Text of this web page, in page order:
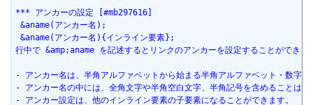
*** アンカーの設定 [#mb297616]
&aname(アンカー名);
&aname(アンカー名){インライン要素};
行中で &amp;aname を記述するとリンクのアンカーを設定することができ
- アンカー名は、半角アルファベットから始まる半角アルファベット・数字
- アンカー名の中には、全角文字や半角空白文字、半角記号を含めることはで
- アンカー設定は、他のインライン要素の子要素になることができます。